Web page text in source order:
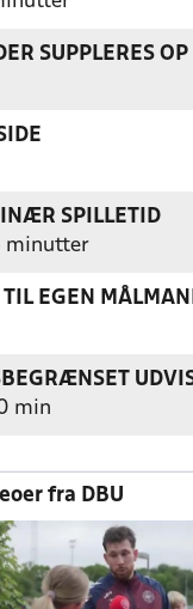
SUPPLERES
SPILLETID
minutter
TIL EGEN
min
fra DBU